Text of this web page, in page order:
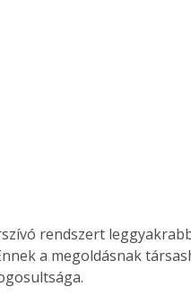
rendszert
a megoldásnak